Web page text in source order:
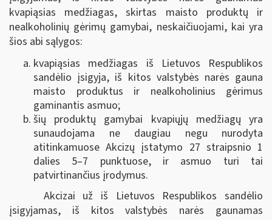
kvapiąsias medžiagas, skirtas maisto produktų ir
nealkoholinių gėrimų gamybai, neskaičiuojami, kai yra
šios abi sąlygos:
kvapiąsias medžiagas iš Lietuvos Respublikos
sandėlio įsigyja, iš kitos valstybės narės gauna
maisto produktus ir nealkoholinius gėrimus
gaminantis asmuo;
šių produktų gamybai kvapiųjų medžiagų yra
sunaudojama ne daugiau negu nurodyta
atitinkamuose Akcizų įstatymo 27 straipsnio 1
dalies 5–7 punktuose, ir asmuo turi tai
patvirtinančius įrodymus.
Akcizai už iš Lietuvos Respublikos sandėlio
įsigyjamas, iš kitos valstybės narės gaunamas